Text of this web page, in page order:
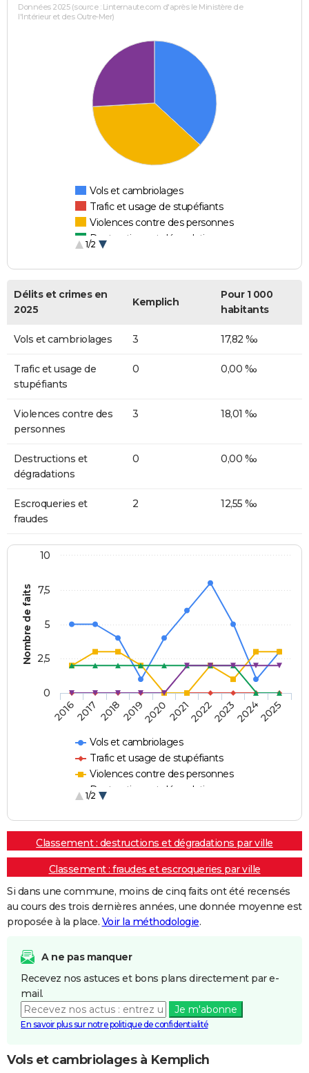
Données 2025 (source : Linternaute.com d'après le Ministère de
l'Intérieur et des Outre-Mer)
Vols et cambriolages
Trafic et usage de stupéfiants
Violences contre des personnes
Destructions et dégradations
1/2
Délits et crimes en
2025
Kemplich
Pour 1 000
habitants
Vols et cambriolages 3 17,82 ‰
Trafic et usage de
stupéfiants
0 0,00 ‰
Violences contre des
personnes
3 18,01 ‰
Destructions et
dégradations
0 0,00 ‰
Escroqueries et
fraudes
2 12,55 ‰
Nombre de faits
Vols et cambriolages
Trafic et usage de stupéfiants
Violences contre des personnes
Destructions et dégradations
1/2
20162017 20182019202020212022202320242025
0
2,5
5
7,5
10
Classement : destructions et dégradations par ville
Classement : fraudes et escroqueries par ville
Si dans une commune, moins de cinq faits ont été recensés
au cours des trois dernières années, une donnée moyenne est
proposée à la place. Voir la méthodologie.
A ne pas manquer
Recevez nos astuces et bons plans directement par e-
mail.
Je m'abonne
En savoir plus sur notre politique de confidentialité
Vols et cambriolages à Kemplich